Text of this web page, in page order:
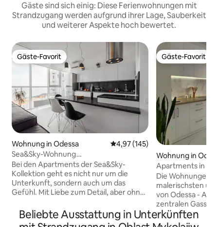
Gäste sind sich einig: Diese Ferienwohnungen mit
Strandzugang werden aufgrund ihrer Lage, Sauberkeit
und weiterer Aspekte hoch bewertet.
Gäste-Favorit
Gäste-Favorit
Wohnung in Odessa Durchschnittliche Bewertung:
4,97 (145)
Sea&Sky-Wohnung
@sea.sky.apartments
Bei den Apartments der Sea&Sky-
Kollektion geht es nicht nur um die
Unterkunft, sondern auch um das
Gefühl. Mit Liebe zum Detail, aber ohne
und die Skyline, die sich ins Meer
auflösen. Das Hotel liegt in der 18. Etage
Gäste-Favorit
Gäste-Favorit
Wohnung in
Apartments in
Die Wohnungen
malerischsten
von Odessa -
zentralen Gasse.
Autors in
abgeschlossen
Beliebte Ausstattung in Unterkünften